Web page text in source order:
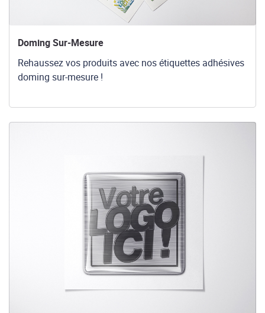
Doming Sur-Mesure
Rehaussez vos produits avec nos étiquettes adhésives
doming sur-mesure !